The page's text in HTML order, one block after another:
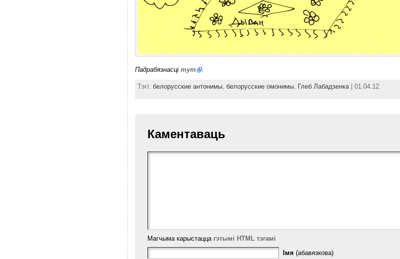
Падрабязнасці тут .
Тэгі: белорусские антонимы, белорусские омонимы, Глеб Лабадзенка| 01.04.12
Каментаваць
Магчыма карыстацца гэтымі HTML тэгамі
Імя (абавязкова)